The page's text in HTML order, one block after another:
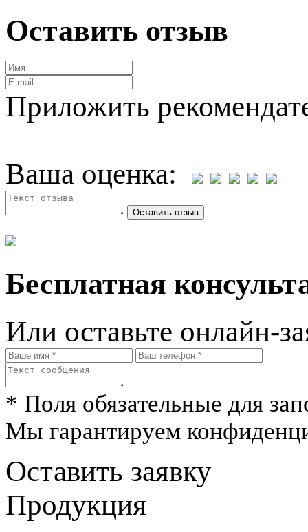
Оставить отзыв
Приложить
Ваша оценка:
Бесплатная
Или оставьте онлайн-
* Поля обязательные для
Мы гарантируем
Оставить заявку
Продукция